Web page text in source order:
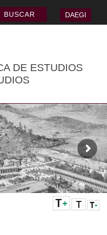
DAEGI
DE ESTUDIOS